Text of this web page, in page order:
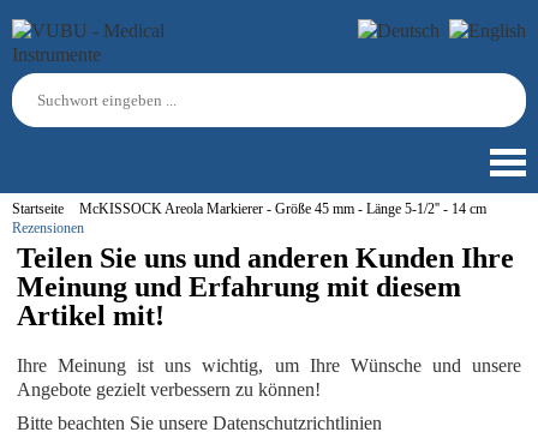
Startseite
McKISSOCK Areola Markierer - Größe 45 mm - Länge 5-1/2'' - 14 cm
Rezensionen
Teilen Sie uns und anderen Kunden Ihre
Meinung und Erfahrung mit diesem
Artikel mit!
Ihre Meinung ist uns wichtig, um Ihre Wünsche und unsere
Angebote gezielt verbessern zu können!
Bitte beachten Sie unsere Datenschutzrichtlinien